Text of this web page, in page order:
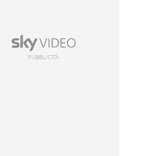
PUBBLICITÀ